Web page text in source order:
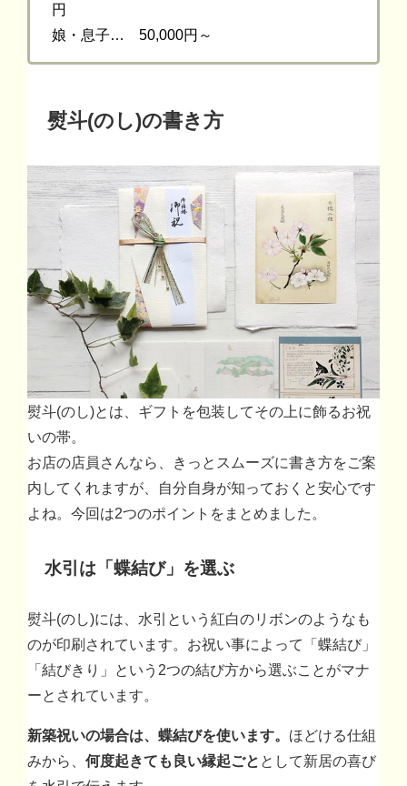
円
娘・息子… 50,000円～
熨斗(のし)の書き方
熨斗(のし)とは、ギフトを包装してその上に飾るお祝
いの帯。
お店の店員さんなら、きっとスムーズに書き方をご案
内してくれますが、自分自身が知っておくと安心です
よね。今回は2つのポイントをまとめました。
水引は「蝶結び」を選ぶ
熨斗(のし)には、水引という紅白のリボンのようなも
のが印刷されています。お祝い事によって「蝶結び」
「結びきり」という2つの結び方から選ぶことがマナ
ーとされています。
新築祝いの場合は、蝶結びを使います。 ほどける仕組
みから、 何度起きても良い縁起ごと として新居の喜び